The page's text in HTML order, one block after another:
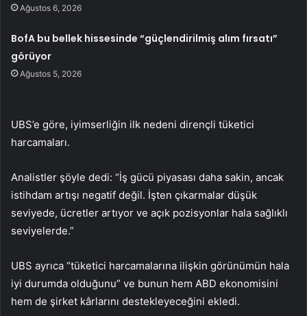
Ağustos 6, 2026
BofA bu bellek hissesinde “güçlendirilmiş alım fırsatı”
görüyor
Ağustos 5, 2026
UBS’e göre, iyimserliğin ilk nedeni dirençli tüketici
harcamaları.
Analistler şöyle dedi: “İş gücü piyasası daha sakin, ancak
istihdam artışı negatif değil. İşten çıkarmalar düşük
seviyede, ücretler artıyor ve açık pozisyonlar hala sağlıklı
seviyelerde.”
UBS ayrıca “tüketici harcamalarına ilişkin görünümün hala
iyi durumda olduğunu” ve bunun hem ABD ekonomisini
hem de şirket kârlarını destekleyeceğini ekledi.